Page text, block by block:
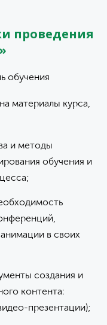
проведения
обучения
материалы курса,
и методы
обучения и
в своих
создания и
контента:
презентации);